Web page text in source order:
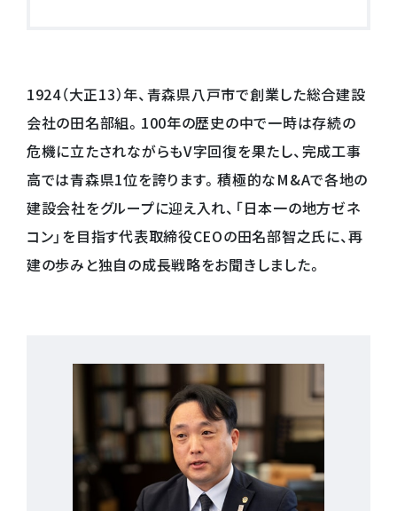
1924（大正13）年、青森県八戸市で創業した総合建設
会社の田名部組。100年の歴史の中で一時は存続の
危機に立たされながらもV字回復を果たし、完成工事
高では青森県1位を誇ります。積極的なM&Aで各地の
建設会社をグループに迎え入れ、「日本一の地方ゼネ
コン」を目指す代表取締役CEOの田名部智之氏に、再
建の歩みと独自の成長戦略をお聞きしました。